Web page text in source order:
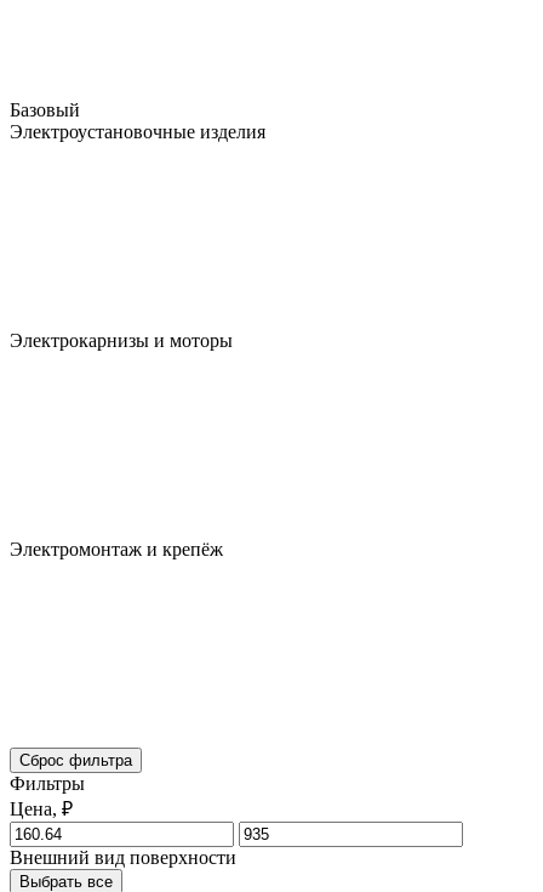
Базовый
Электроустановочные изделия
Электрокарнизы и моторы
Электромонтаж и крепёж
Сброс фильтра
Фильтры
Цена, ₽
Внешний вид поверхности
Выбрать все